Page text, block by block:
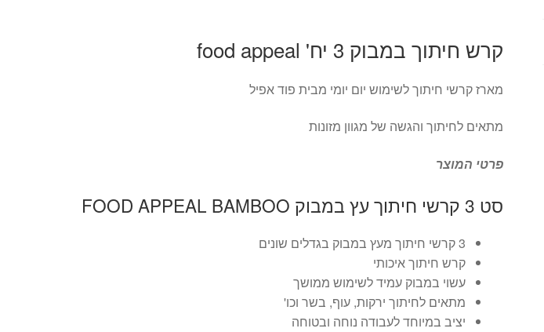
קרש חיתוך במבוק 3 יח' food appeal
מארז קרשי חיתוך לשימוש יום יומי מבית פוד אפיל
מתאים לחיתוך והגשה של מגוון מזונות
פרטי המוצר
סט 3 קרשי חיתוך עץ במבוק FOOD APPEAL BAMBOO
3 קרשי חיתוך מעץ במבוק בגדלים שונים
קרש חיתוך איכותי
עשוי במבוק עמיד לשימוש ממושך
מתאים לחיתוך ירקות, עוף, בשר וכו'
יציב במיוחד לעבודה נוחה ובטוחה